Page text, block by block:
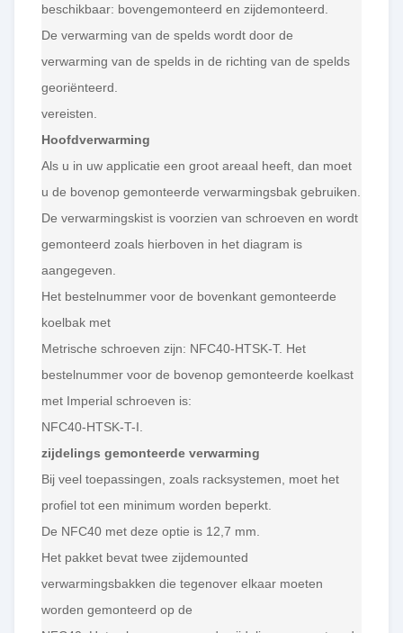
beschikbaar: bovengemonteerd en zijdemonteerd.
De verwarming van de spelds wordt door de
verwarming van de spelds in de richting van de spelds
georiënteerd.
vereisten.
Hoofdverwarming
Als u in uw applicatie een groot areaal heeft, dan moet
u de bovenop gemonteerde verwarmingsbak gebruiken.
De verwarmingskist is voorzien van schroeven en wordt
gemonteerd zoals hierboven in het diagram is
aangegeven.
Het bestelnummer voor de bovenkant gemonteerde
koelbak met
Metrische schroeven zijn: NFC40-HTSK-T. Het
bestelnummer voor de bovenop gemonteerde koelkast
met Imperial schroeven is:
NFC40-HTSK-T-I.
zijdelings gemonteerde verwarming
Bij veel toepassingen, zoals racksystemen, moet het
profiel tot een minimum worden beperkt.
De NFC40 met deze optie is 12,7 mm.
Het pakket bevat twee zijdemounted
verwarmingsbakken die tegenover elkaar moeten
worden gemonteerd op de